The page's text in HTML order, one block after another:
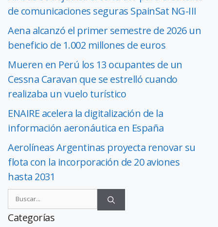
de comunicaciones seguras SpainSat NG-III
Aena alcanzó el primer semestre de 2026 un
beneficio de 1.002 millones de euros
Mueren en Perú los 13 ocupantes de un
Cessna Caravan que se estrelló cuando
realizaba un vuelo turístico
ENAIRE acelera la digitalización de la
información aeronáutica en España
Aerolíneas Argentinas proyecta renovar su
flota con la incorporación de 20 aviones
hasta 2031
Categorías